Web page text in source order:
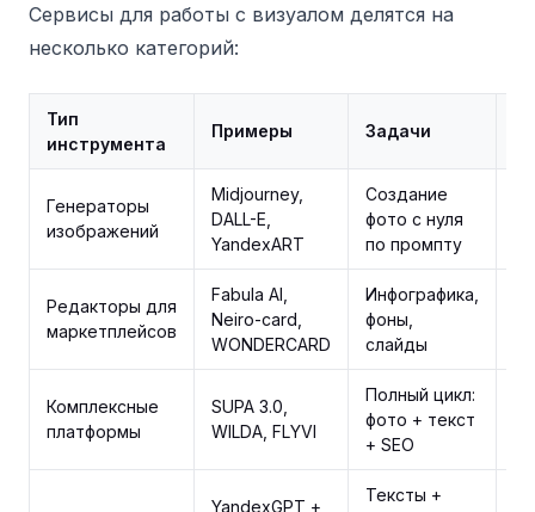
Сервисы для работы с визуалом делятся на
несколько категорий:
Тип
инструмента
Примеры Задачи
Генераторы
изображений
Midjourney,
DALL-E,
YandexART
Создание
фото с нуля
по промпту
Редакторы для
маркетплейсов
Fabula AI,
Neiro-card,
WONDERCARD
Инфографика,
фоны,
слайды
Комплексные
платформы
SUPA 3.0,
WILDA, FLYVI
Полный цикл:
фото + текст
+ SEO
YandexGPT +
Тексты +